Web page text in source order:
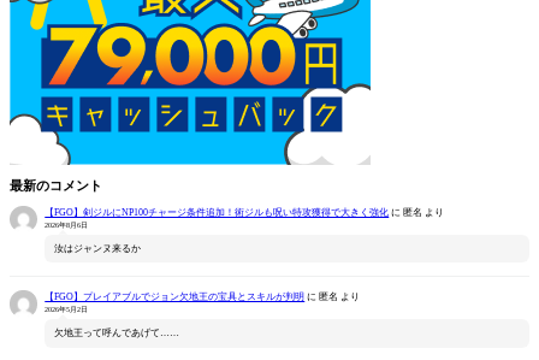
最新のコメント
【FGO】剣ジルにNP100チャージ条件追加！術ジルも呪い特攻獲得で大きく強化 に 匿名 より
2026年8月6日
汝はジャンヌ来るか
【FGO】プレイアブルでジョン欠地王の宝具とスキルが判明 に 匿名 より
2026年5月2日
欠地王って呼んであげて……